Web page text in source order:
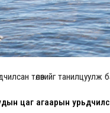
төлөвийг танилцуулж
цаг агаарын